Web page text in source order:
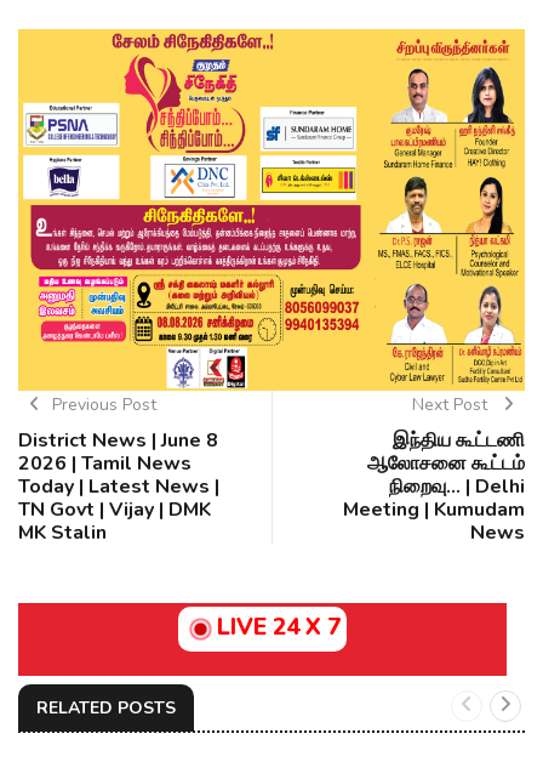
Previous Post
District News | June 8
2026 | Tamil News
Today | Latest News |
TN Govt | Vijay | DMK
MK Stalin
Next Post
இந்திய கூட்டணி
ஆலோசனை கூட்டம்
நிறைவு... | Delhi
Meeting | Kumudam
News
LIVE 24 X 7
RELATED POSTS